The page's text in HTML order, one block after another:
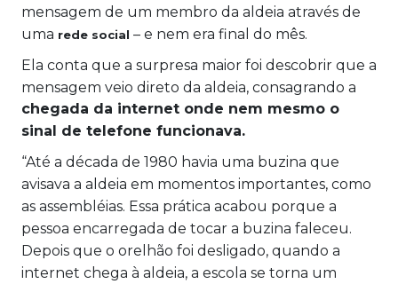
mensagem de um membro da aldeia através de
uma rede social – e nem era final do mês.
Ela conta que a surpresa maior foi descobrir que a
mensagem veio direto da aldeia, consagrando a
chegada da internet onde nem mesmo o
sinal de telefone funcionava.
“Até a década de 1980 havia uma buzina que
avisava a aldeia em momentos importantes, como
as assembléias. Essa prática acabou porque a
pessoa encarregada de tocar a buzina faleceu.
Depois que o orelhão foi desligado, quando a
internet chega à aldeia, a escola se torna um